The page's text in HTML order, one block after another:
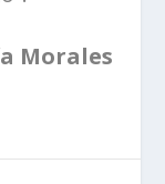
Morales